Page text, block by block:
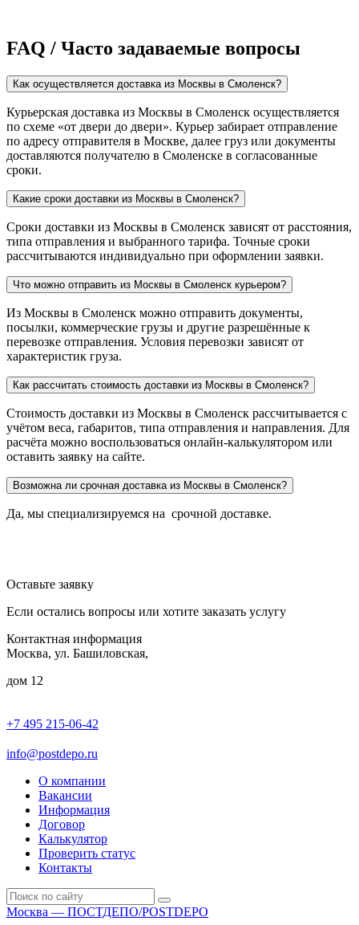
FAQ / Часто задаваемые вопросы
Как осуществляется доставка из Москвы в Смоленск?
Курьерская доставка из Москвы в Смоленск осуществляется
по схеме «от двери до двери». Курьер забирает отправление
по адресу отправителя в Москве, далее груз или документы
доставляются получателю в Смоленске в согласованные
сроки.
Какие сроки доставки из Москвы в Смоленск?
Сроки доставки из Москвы в Смоленск зависят от расстояния,
типа отправления и выбранного тарифа. Точные сроки
рассчитываются индивидуально при оформлении заявки.
Что можно отправить из Москвы в Смоленск курьером?
Из Москвы в Смоленск можно отправить документы,
посылки, коммерческие грузы и другие разрешённые к
перевозке отправления. Условия перевозки зависят от
характеристик груза.
Как рассчитать стоимость доставки из Москвы в Смоленск?
Стоимость доставки из Москвы в Смоленск рассчитывается с
учётом веса, габаритов, типа отправления и направления. Для
расчёта можно воспользоваться онлайн-калькулятором или
оставить заявку на сайте.
Возможна ли срочная доставка из Москвы в Смоленск?
Да, мы специализируемся на срочной доставке.
Оставьте заявку
Если остались вопросы или хотите заказать услугу
Контактная информация
Москва, ул. Башиловская,
дом 12
+7 495 215-06-42
info@postdepo.ru
О компании
Вакансии
Информация
Договор
Калькулятор
Проверить статус
Контакты
Москва — ПОСТДЕПО/POSTDEPO